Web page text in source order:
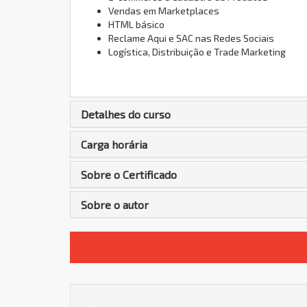
Vendas em Marketplaces
HTML básico
Reclame Aqui e SAC nas Redes Sociais
Logística, Distribuição e Trade Marketing
Detalhes do curso
Carga horária
Sobre o Certificado
Sobre o autor